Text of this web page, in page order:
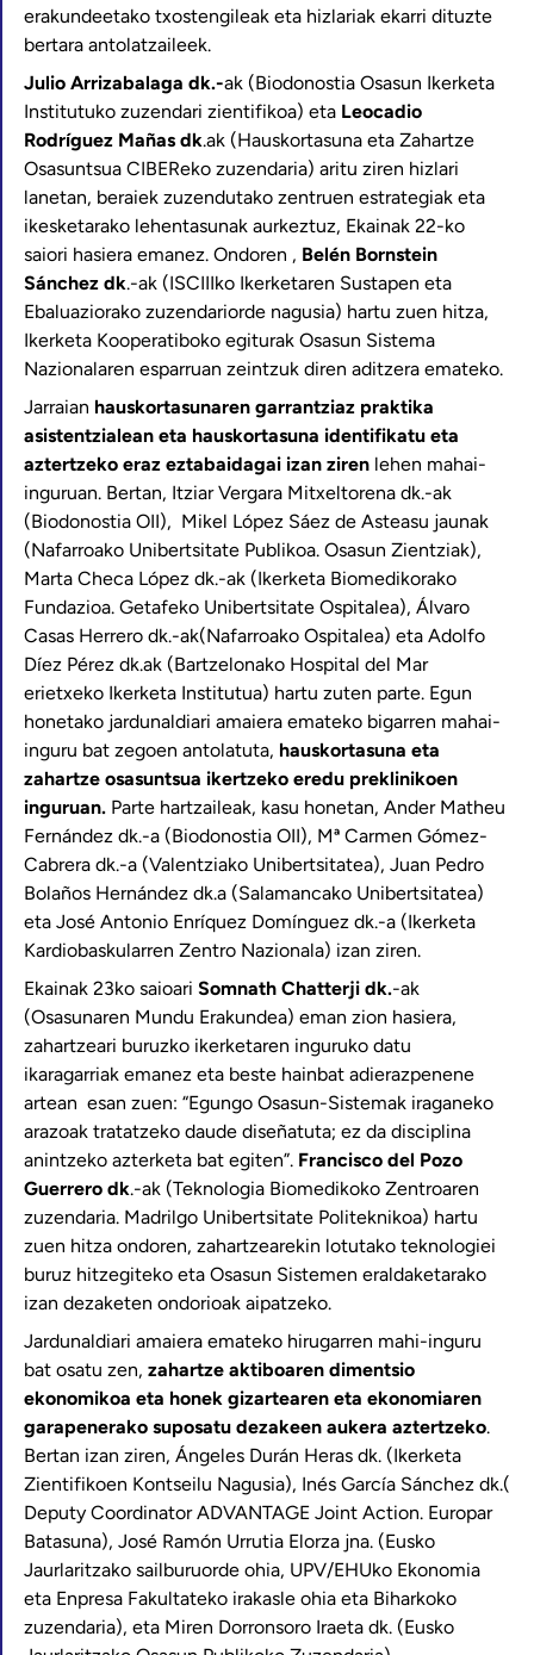
erakundeetako txostengileak eta hizlariak ekarri dituzte
bertara antolatzaileek.
Julio Arrizabalaga dk.-ak (Biodonostia Osasun Ikerketa
Institutuko zuzendari zientifikoa) eta Leocadio
Rodríguez Mañas dk.ak (Hauskortasuna eta Zahartze
Osasuntsua CIBEReko zuzendaria) aritu ziren hizlari
lanetan, beraiek zuzendutako zentruen estrategiak eta
ikesketarako lehentasunak aurkeztuz, Ekainak 22-ko
saiori hasiera emanez. Ondoren , Belén Bornstein
Sánchez dk.-ak (ISCIIIko Ikerketaren Sustapen eta
Ebaluaziorako zuzendariorde nagusia) hartu zuen hitza,
Ikerketa Kooperatiboko egiturak Osasun Sistema
Nazionalaren esparruan zeintzuk diren aditzera emateko.
Jarraian hauskortasunaren garrantziaz praktika
asistentzialean eta hauskortasuna identifikatu eta
aztertzeko eraz eztabaidagai izan ziren lehen mahai-
inguruan. Bertan, Itziar Vergara Mitxeltorena dk.-ak
(Biodonostia OII), Mikel López Sáez de Asteasu jaunak
(Nafarroako Unibertsitate Publikoa. Osasun Zientziak),
Marta Checa López dk.-ak (Ikerketa Biomedikorako
Fundazioa. Getafeko Unibertsitate Ospitalea), Álvaro
Casas Herrero dk.-ak(Nafarroako Ospitalea) eta Adolfo
Díez Pérez dk.ak (Bartzelonako Hospital del Mar
erietxeko Ikerketa Institutua) hartu zuten parte. Egun
honetako jardunaldiari amaiera emateko bigarren mahai-
inguru bat zegoen antolatuta, hauskortasuna eta
zahartze osasuntsua ikertzeko eredu preklinikoen
inguruan. Parte hartzaileak, kasu honetan, Ander Matheu
Fernández dk.-a (Biodonostia OII), Mª Carmen Gómez-
Cabrera dk.-a (Valentziako Unibertsitatea), Juan Pedro
Bolaños Hernández dk.a (Salamancako Unibertsitatea)
eta José Antonio Enríquez Domínguez dk.-a (Ikerketa
Kardiobaskularren Zentro Nazionala) izan ziren.
Ekainak 23ko saioari Somnath Chatterji dk.-ak
(Osasunaren Mundu Erakundea) eman zion hasiera,
zahartzeari buruzko ikerketaren inguruko datu
ikaragarriak emanez eta beste hainbat adierazpenene
artean esan zuen: “Egungo Osasun-Sistemak iraganeko
arazoak tratatzeko daude diseñatuta; ez da disciplina
anintzeko azterketa bat egiten”. Francisco del Pozo
Guerrero dk.-ak (Teknologia Biomedikoko Zentroaren
zuzendaria. Madrilgo Unibertsitate Politeknikoa) hartu
zuen hitza ondoren, zahartzearekin lotutako teknologiei
buruz hitzegiteko eta Osasun Sistemen eraldaketarako
izan dezaketen ondorioak aipatzeko.
Jardunaldiari amaiera emateko hirugarren mahi-inguru
bat osatu zen, zahartze aktiboaren dimentsio
ekonomikoa eta honek gizartearen eta ekonomiaren
garapenerako suposatu dezakeen aukera aztertzeko.
Bertan izan ziren, Ángeles Durán Heras dk. (Ikerketa
Zientifikoen Kontseilu Nagusia), Inés García Sánchez dk.(
Deputy Coordinator ADVANTAGE Joint Action. Europar
Batasuna), José Ramón Urrutia Elorza jna. (Eusko
Jaurlaritzako sailburuorde ohia, UPV/EHUko Ekonomia
eta Enpresa Fakultateko irakasle ohia eta Biharkoko
zuzendaria), eta Miren Dorronsoro Iraeta dk. (Eusko